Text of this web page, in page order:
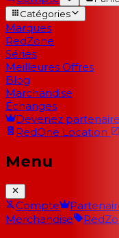
Catégories
Marques
RedZone
Séries
Meilleures Offres
Blog
Marchandise
Échanges
Devenez partenaire
RedOne Location
Menu
Compte
Merchandise